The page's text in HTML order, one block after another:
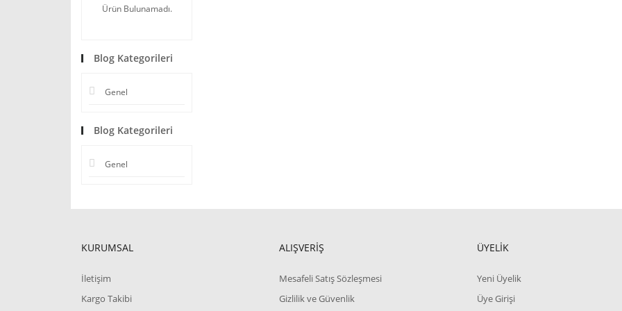
Ürün Bulunamadı.
Blog Kategorileri
Genel
Blog Kategorileri
Genel
KURUMSAL
İletişim
Kargo Takibi
ALIŞVERİŞ
Mesafeli Satış Sözleşmesi
Gizlilik ve Güvenlik
ÜYELİK
Yeni Üyelik
Üye Girişi